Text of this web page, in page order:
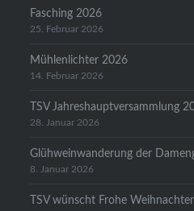
Fasching 2026
25. Februar 2026
Mühlenlichter 2026
14. Februar 2026
TSV Jahreshauptversammlung
28. Januar 2026
Glühweinwanderung der
8. Januar 2026
TSV wünscht Frohe